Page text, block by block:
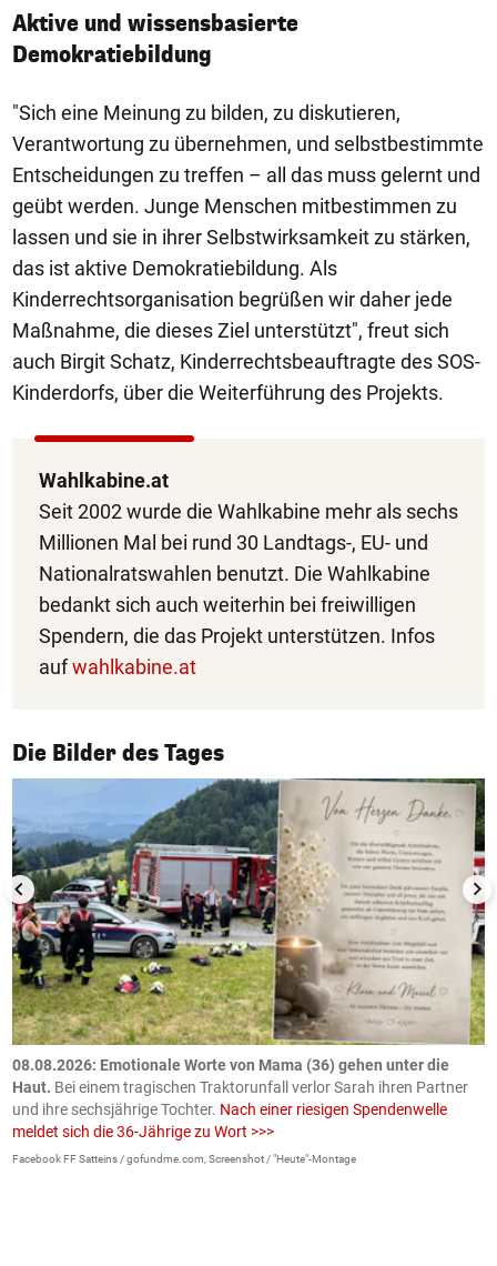
Aktive und wissensbasierte
Demokratiebildung
"Sich eine Meinung zu bilden, zu diskutieren,
Verantwortung zu übernehmen, und selbstbestimmte
Entscheidungen zu treffen – all das muss gelernt und
geübt werden. Junge Menschen mitbestimmen zu
lassen und sie in ihrer Selbstwirksamkeit zu stärken,
das ist aktive Demokratiebildung. Als
Kinderrechtsorganisation begrüßen wir daher jede
Maßnahme, die dieses Ziel unterstützt", freut sich
auch Birgit Schatz, Kinderrechtsbeauftragte des SOS-
Kinderdorfs, über die Weiterführung des Projekts.
Wahlkabine.at
Seit 2002 wurde die Wahlkabine mehr als sechs
Millionen Mal bei rund 30 Landtags-, EU- und
Nationalratswahlen benutzt. Die Wahlkabine
bedankt sich auch weiterhin bei freiwilligen
Spendern, die das Projekt unterstützen. Infos
aufwahlkabine.at
Die Bilder des Tages
1/50
08.08.2026: Emotionale Worte von Mama (36) gehen unter die
Haut. Bei einem tragischen Traktorunfall verlor Sarah ihren Partner
und ihre sechsjährige Tochter. Nach einer riesigen Spendenwelle
meldet sich die 36-Jährige zu Wort >>>
Facebook FF Satteins / gofundme.com, Screenshot / "Heute"-Montage